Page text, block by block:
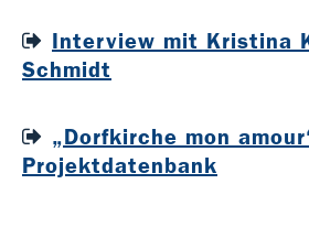
Interview mit Kristina
Schmidt
„Dorfkirche mon
Projektdatenbank